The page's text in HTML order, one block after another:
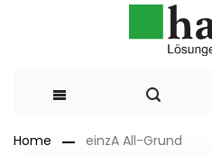
Home einzA All-Grund